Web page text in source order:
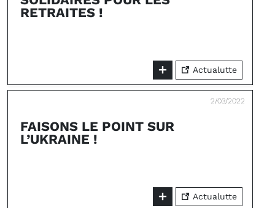
RETRAITES !
Actualutte
2/03/2022
FAISONS LE POINT SUR
L’UKRAINE !
Actualutte